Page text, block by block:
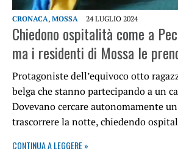
CRONACA, MOSSA 24 LUGLIO 2024
Chiedono ospitalità come a
ma i residenti di Mossa le
Protagoniste dell’equivoco otto
belga che stanno partecipando a un
Dovevano cercare autonomamente
trascorrere la notte, chiedendo
CONTINUA A LEGGERE »